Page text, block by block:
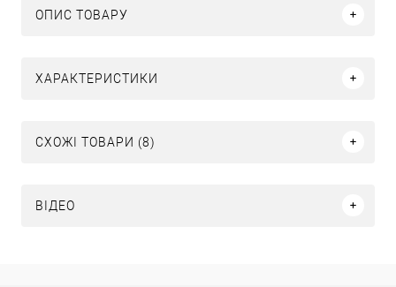
ОПИС ТОВАРУ
ХАРАКТЕРИСТИКИ
СХОЖІ ТОВАРИ (8)
ВІДЕО